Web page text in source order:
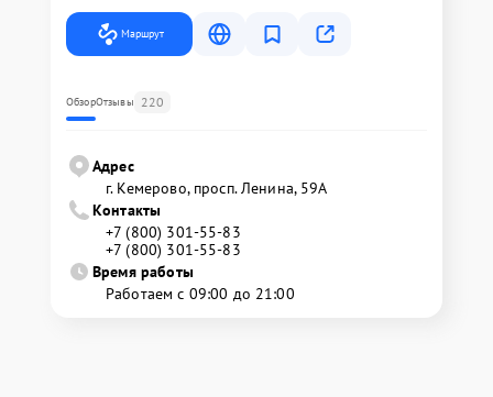
Маршрут
ОбзорОтзывы 220
Адрес
г. Кемерово, просп. Ленина, 59А
Контакты
+7 (800) 301-55-83
+7 (800) 301-55-83
Время работы
Работаем с 09:00 до 21:00